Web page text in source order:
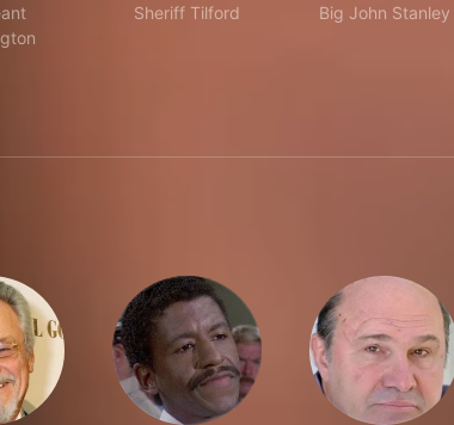
Sheriff Tilford
Big John Stanley